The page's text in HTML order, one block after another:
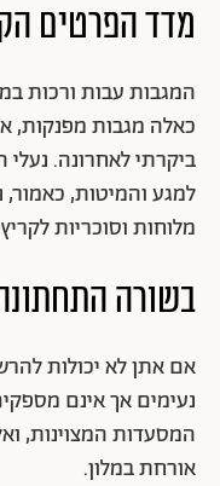
מדד הפרטים
המגבות עבות ורכות
כאלה מגבות מפנקות,
ביקרתי לאחרונה.
למגע והמיטות, כאמור,
מלוחות וסוכריות
בשורה
אם אתן לא יכולות
נעימים אך אינם
המסעדות המצוינות,
אורחת במלון.